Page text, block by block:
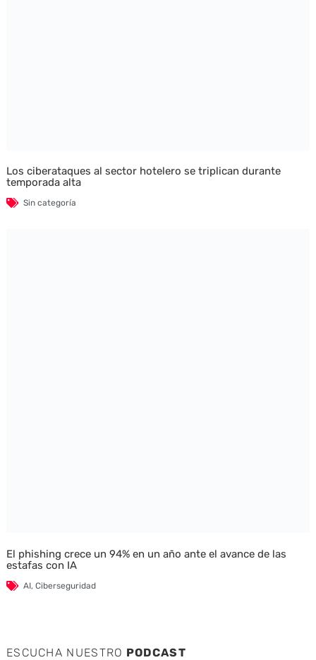
Los ciberataques al sector hotelero se triplican durante
temporada alta
Sin categoría
El phishing crece un 94% en un año ante el avance de las
estafas con IA
AI, Ciberseguridad
ESCUCHA NUESTRO PODCAST